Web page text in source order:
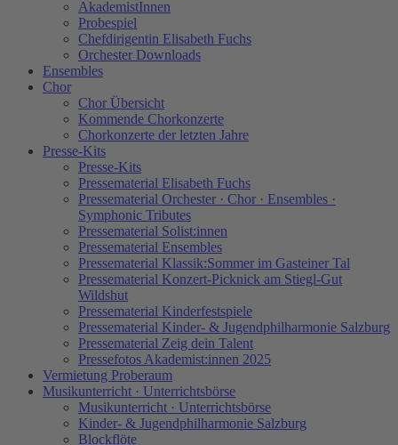
AkademistInnen
Probespiel
Chefdirigentin Elisabeth Fuchs
Orchester Downloads
Ensembles
Chor
Chor Übersicht
Kommende Chorkonzerte
Chorkonzerte der letzten Jahre
Presse-Kits
Presse-Kits
Pressematerial Elisabeth Fuchs
Pressematerial Orchester · Chor · Ensembles ·
Symphonic Tributes
Pressematerial Solist:innen
Pressematerial Ensembles
Pressematerial Klassik:Sommer im Gasteiner Tal
Pressematerial Konzert-Picknick am Stiegl-Gut
Wildshut
Pressematerial Kinderfestspiele
Pressematerial Kinder- & Jugendphilharmonie Salzburg
Pressematerial Zeig dein Talent
Pressefotos Akademist:innen 2025
Vermietung Proberaum
Musikunterricht · Unterrichtsbörse
Musikunterricht · Unterrichtsbörse
Kinder- & Jugendphilharmonie Salzburg
Blockflöte